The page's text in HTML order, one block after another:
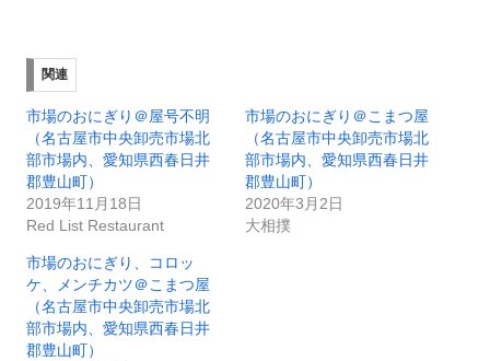
み
関連
市場のおにぎり＠屋号不明
（名古屋市中央卸売市場北
部市場内、愛知県西春日井
郡豊山町）
2019年11月18日
Red List Restaurant
市場のおにぎり＠こまつ屋
（名古屋市中央卸売市場北
部市場内、愛知県西春日井
郡豊山町）
2020年3月2日
大相撲
市場のおにぎり、コロッ
ケ、メンチカツ＠こまつ屋
（名古屋市中央卸売市場北
部市場内、愛知県西春日井
郡豊山町）